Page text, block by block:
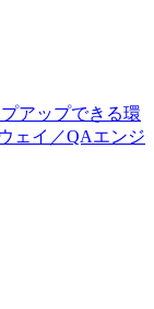
アップできる環
ェイ／QAエンジ